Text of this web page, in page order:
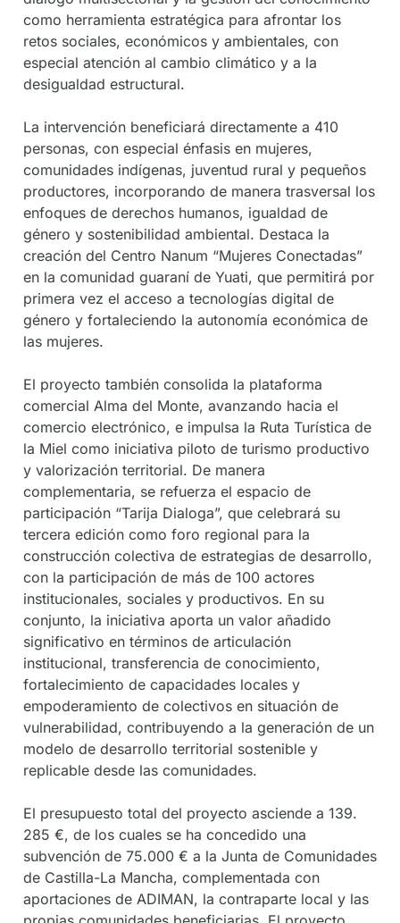
como herramienta estratégica para afrontar los
retos sociales, económicos y ambientales, con
especial atención al cambio climático y a la
desigualdad estructural.
La intervención beneficiará directamente a 410
personas, con especial énfasis en mujeres,
comunidades indígenas, juventud rural y pequeños
productores, incorporando de manera trasversal los
enfoques de derechos humanos, igualdad de
género y sostenibilidad ambiental. Destaca la
creación del Centro Nanum “Mujeres Conectadas”
en la comunidad guaraní de Yuati, que permitirá por
primera vez el acceso a tecnologías digital de
género y fortaleciendo la autonomía económica de
las mujeres.
El proyecto también consolida la plataforma
comercial Alma del Monte, avanzando hacia el
comercio electrónico, e impulsa la Ruta Turística de
la Miel como iniciativa piloto de turismo productivo
y valorización territorial. De manera
complementaria, se refuerza el espacio de
participación “Tarija Dialoga”, que celebrará su
tercera edición como foro regional para la
construcción colectiva de estrategias de desarrollo,
con la participación de más de 100 actores
institucionales, sociales y productivos. En su
conjunto, la iniciativa aporta un valor añadido
significativo en términos de articulación
institucional, transferencia de conocimiento,
fortalecimiento de capacidades locales y
empoderamiento de colectivos en situación de
vulnerabilidad, contribuyendo a la generación de un
modelo de desarrollo territorial sostenible y
replicable desde las comunidades.
El presupuesto total del proyecto asciende a 139.
285 €, de los cuales se ha concedido una
subvención de 75.000 € a la Junta de Comunidades
de Castilla-La Mancha, complementada con
aportaciones de ADIMAN, la contraparte local y las